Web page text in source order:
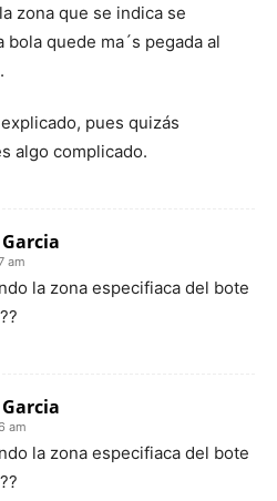
zona que se indica se
quede ma´s pegada al
pues quizás
algo complicado.
am
la zona especifiaca del bote
am
la zona especifiaca del bote